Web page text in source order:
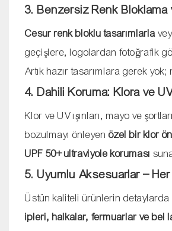
3. Benzersiz Renk Bloklama
Cesur renk bloklu tasarımlarla
geçişlere, logolardan fotoğrafik
Artık hazır tasarımlara gerek
4. Dahili Koruma: Klora ve UV
Klor ve UV ışınları, mayo ve
bozulmayı önleyen özel bir klor
UPF 50+ ultraviyole koruması
5. Uyumlu Aksesuarlar –
Üstün kaliteli ürünlerin
ipleri, halkalar, fermuarlar ve bel